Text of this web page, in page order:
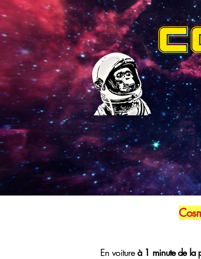
En voitureà 1 minute de la